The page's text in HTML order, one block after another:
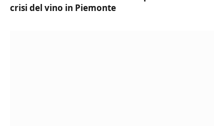
crisi del vino in Piemonte